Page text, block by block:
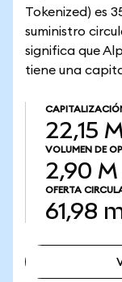
Tokenized) es
suministro
significa que
tiene una
22,15
VOLUMEN DE
2,90 M
OFERTA
61,98